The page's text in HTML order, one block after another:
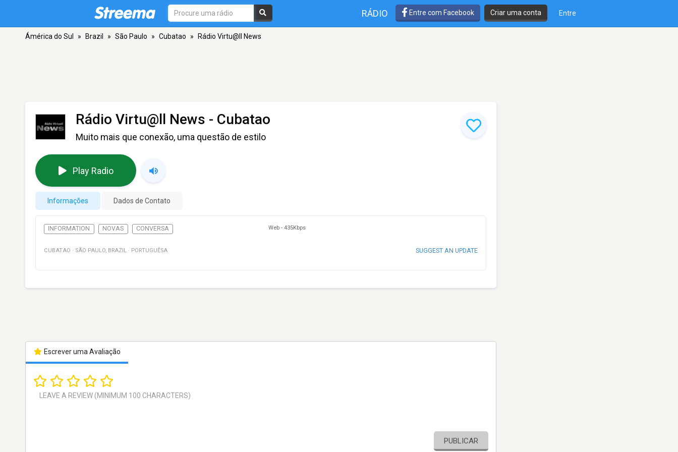
RÁDIO Entre com Facebook Criar uma conta Entre
Ámérica do Sul » Brazil » São Paulo » Cubatao » Rádio Virtu@ll News
Rádio Virtu@ll News - Cubatao
Muito mais que conexão, uma questão de estilo
Play Radio
Informações Dados de Contato
INFORMATION NOVAS CONVERSA Web - 435Kbps
CUBATAO · SÃO PAULO, BRAZIL · PORTUGUÊSA SUGGEST AN UPDATE
Escrever uma Avaliação
PUBLICAR